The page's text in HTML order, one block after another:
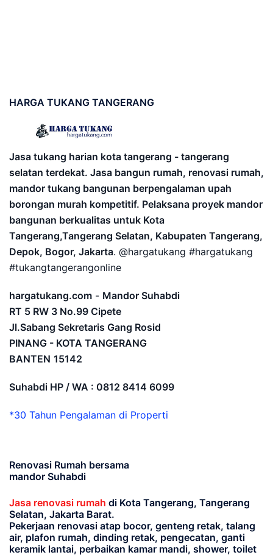
HARGA TUKANG TANGERANG
Jasa tukang harian kota tangerang - tangerang
selatan terdekat. Jasa bangun rumah, renovasi rumah,
mandor tukang bangunan berpengalaman upah
borongan murah kompetitif. Pelaksana proyek mandor
bangunan berkualitas untuk Kota
Tangerang,Tangerang Selatan, Kabupaten Tangerang,
Depok, Bogor, Jakarta. @hargatukang #hargatukang
#tukangtangerangonline
hargatukang.com - Mandor Suhabdi
RT 5 RW 3 No.99 Cipete
Jl.Sabang Sekretaris Gang Rosid
PINANG - KOTA TANGERANG
BANTEN 15142
Suhabdi HP / WA : 0812 8414 6099
*30 Tahun Pengalaman di Properti
Renovasi Rumah bersama
mandor Suhabdi
Jasa renovasi rumah di Kota Tangerang, Tangerang
Selatan, Jakarta Barat.
Pekerjaan renovasi atap bocor, genteng retak, talang
air, plafon rumah, dinding retak, pengecatan, ganti
keramik lantai, perbaikan kamar mandi, shower, toilet